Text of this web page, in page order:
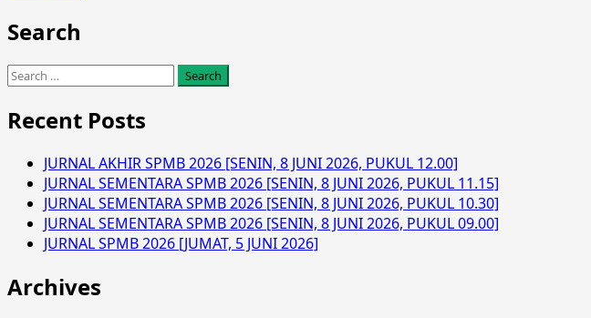
Karakter
Calon
melalui
Dasar
Kepemimpinan
(LDK)
Search
Search
Recent Posts
JURNAL AKHIR SPMB 2026 [SENIN, 8 JUNI 2026, PUKUL 12.00]
JURNAL SEMENTARA SPMB 2026 [SENIN, 8 JUNI 2026, PUKUL 11.15]
JURNAL SEMENTARA SPMB 2026 [SENIN, 8 JUNI 2026, PUKUL 10.30]
JURNAL SEMENTARA SPMB 2026 [SENIN, 8 JUNI 2026, PUKUL 09.00]
JURNAL SPMB 2026 [JUMAT, 5 JUNI 2026]
Archives